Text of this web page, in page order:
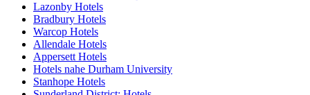
Lazonby Hotels
Bradbury Hotels
Warcop Hotels
Allendale Hotels
Appersett Hotels
Hotels nahe Durham University
Stanhope Hotels